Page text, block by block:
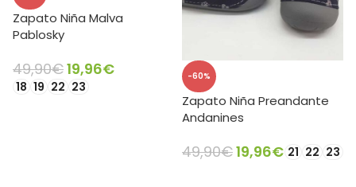
Zapato Niña Malva
Pablosky
49,90€19,96€
18 19 22 23
-60%
Zapato Niña Preandante
Andanines
49,90€19,96€ 21 22 23